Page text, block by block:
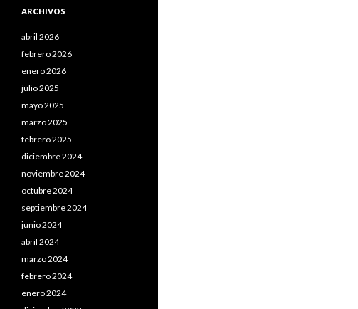
ARCHIVOS
abril 2026
febrero 2026
enero 2026
julio 2025
mayo 2025
marzo 2025
febrero 2025
diciembre 2024
noviembre 2024
octubre 2024
septiembre 2024
junio 2024
abril 2024
marzo 2024
febrero 2024
enero 2024